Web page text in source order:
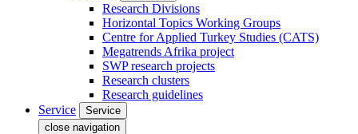
Research Divisions
Horizontal Topics Working Groups
Centre for Applied Turkey Studies (CATS)
Megatrends Afrika project
SWP research projects
Research clusters
Research guidelines
Service
Service
close navigation